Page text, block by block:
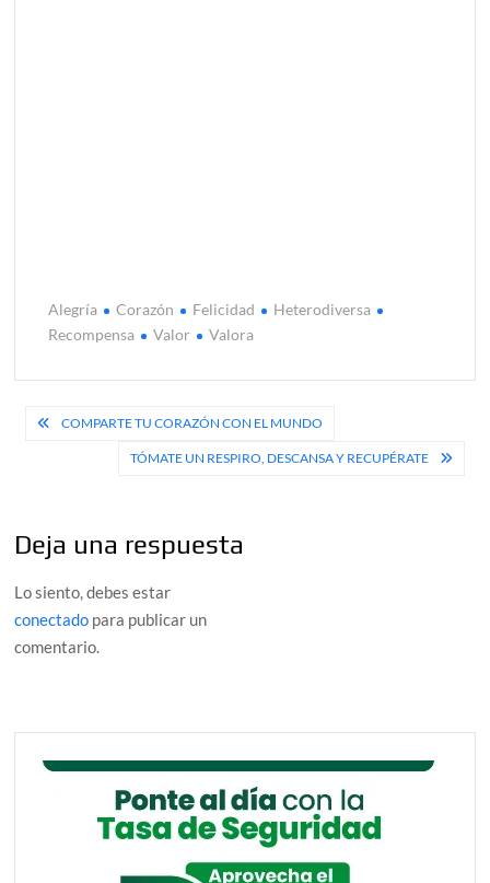
Alegría Corazón Felicidad
Heterodiversa
Recompensa
Valor Valora
Navegación
COMPARTE TU CORAZÓN CON EL MUNDO
TÓMATE UN RESPIRO, DESCANSA Y RECUPÉRATE
Deja una respuesta
Lo siento, debes estar
conectado para publicar un
comentario.